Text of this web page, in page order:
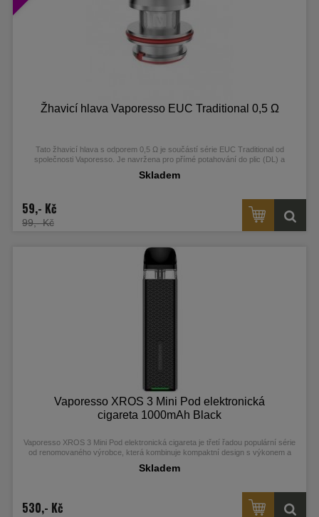
Žhavicí hlava Vaporesso EUC Traditional 0,5 Ω
Tato žhavicí hlava s odporem 0,5 Ω je součástí série EUC Traditional od
společnosti Vaporesso. Je navržena pro přímé potahování do plic (DL) a
výraznou chuť e-liquidu.
Skladem
59,- Kč
99,- Kč
Vaporesso XROS 3 Mini Pod elektronická
cigareta 1000mAh Black
Vaporesso XROS 3 Mini Pod elektronická cigareta je třetí řadou populární série
od renomovaného výrobce, která kombinuje kompaktní design s výkonem a
moderním AXON čipem nabízí automatické žhavení a režim Pulse pro hustou
odporem 0,6 ohm, kompatibilní se všemi modely této řady, a snadné nabíjení
Skladem
530,- Kč